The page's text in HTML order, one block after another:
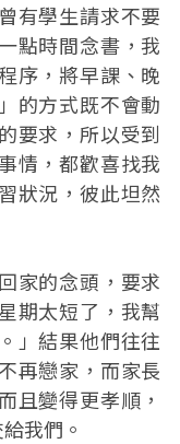
有學生請求不要
點時間念書，我
序，將早課、晚
的方式既不會動
要求，所以受到
情，都歡喜找我
狀況，彼此坦然
家的念頭，要求
期太短了，我幫
」結果他們往往
再戀家，而家長
且變得更孝順，
我們。